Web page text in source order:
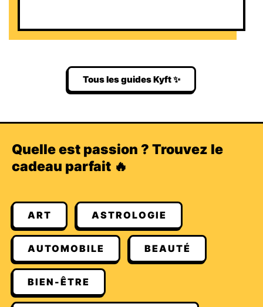
Tous les guides Kyft ✨
Quelle est passion ? Trouvez le
cadeau parfait 🔥
ART ASTROLOGIE
AUTOMOBILE BEAUTÉ
BIEN-ÊTRE